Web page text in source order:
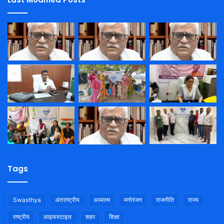
Tags
Swasthya अंतराष्ट्रीय अध्यात्म मनोरंजन राजनीति राज्य
राष्ट्रीय लाइफस्टाइल शहर शिक्षा